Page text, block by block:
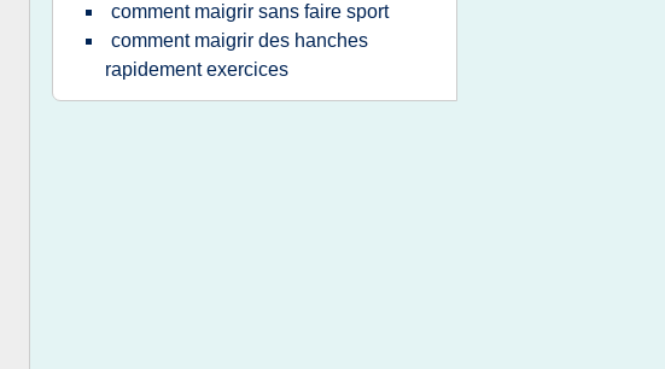
comment maigrir sans faire sport
comment maigrir des hanches
rapidement exercices